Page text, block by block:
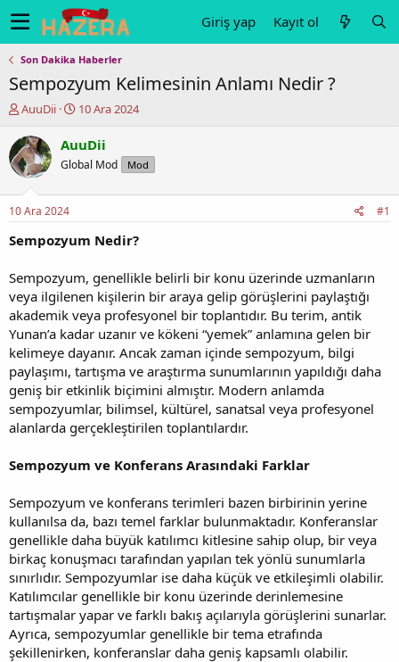
Giriş yap Kayıt ol
Son Dakika Haberler
Sempozyum Kelimesinin Anlamı Nedir ?
K
n
u
y
b
a
ş
t
a
n
AuuDii
B
ş
l
a
ç
r
i
h
i
10 Ara 2024
AuuDii
Global Mod Mod
10 Ara 2024 #1
Sempozyum Nedir?
Sempozyum, genellikle belirli bir konu üzerinde uzmanların
veya ilgilenen kişilerin bir araya gelip görüşlerini paylaştığı
akademik veya profesyonel bir toplantıdır. Bu terim, antik
Yunan’a kadar uzanır ve kökeni “yemek” anlamına gelen bir
kelimeye dayanır. Ancak zaman içinde sempozyum, bilgi
paylaşımı, tartışma ve araştırma sunumlarının yapıldığı daha
geniş bir etkinlik biçimini almıştır. Modern anlamda
sempozyumlar, bilimsel, kültürel, sanatsal veya profesyonel
alanlarda gerçekleştirilen toplantılardır.
Sempozyum ve Konferans Arasındaki Farklar
Sempozyum ve konferans terimleri bazen birbirinin yerine
kullanılsa da, bazı temel farklar bulunmaktadır. Konferanslar
genellikle daha büyük katılımcı kitlesine sahip olup, bir veya
birkaç konuşmacı tarafından yapılan tek yönlü sunumlarla
sınırlıdır. Sempozyumlar ise daha küçük ve etkileşimli olabilir.
Katılımcılar genellikle bir konu üzerinde derinlemesine
tartışmalar yapar ve farklı bakış açılarıyla görüşlerini sunarlar.
Ayrıca, sempozyumlar genellikle bir tema etrafında
şekillenirken, konferanslar daha geniş kapsamlı olabilir.